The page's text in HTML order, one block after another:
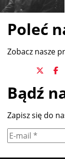
Poleć
Zobacz nasze
Bądź
Zapisz się do